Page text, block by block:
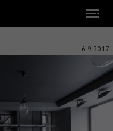
6.9.2017